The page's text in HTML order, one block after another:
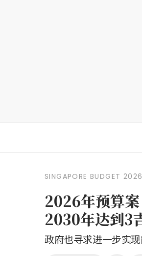
SINGAPORE BUDGET 2026
2026年预算
2030年达到3
政府也寻求进一步实